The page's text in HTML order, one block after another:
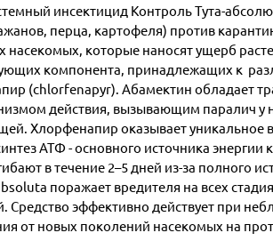
инсектицид Контроль Тута-
перца, картофеля) против
насекомых, которые наносят ущерб
компонента, принадлежащих к
(chlorfenapyr). Абамектин обладает
действия, вызывающим паралич у
Хлорфенапир оказывает уникальное
АТФ - основного источника энергии
в течение 2–5 дней из-за полного
поражает вредителя на всех
Средство эффективно действует при
от новых поколений насекомых на